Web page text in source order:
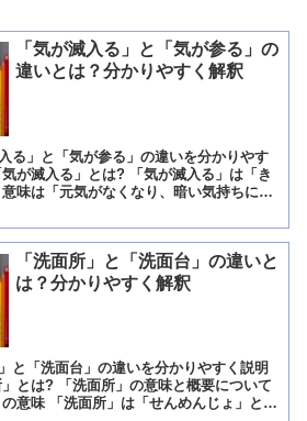
「気が滅入る」と「気が参る」の
違いとは？分かりやすく解釈
る」と「気が参る」の違いを分かりやす
が滅入る」とは? 「気が滅入る」は「き
味は「元気がなくなり、暗い気持ちにな
「洗面所」と「洗面台」の違いと
は？分かりやすく解釈
と「洗面台」の違いを分かりやすく説明
とは? 「洗面所」の意味と概要について
意味 「洗面所」は「せんめんじょ」と読